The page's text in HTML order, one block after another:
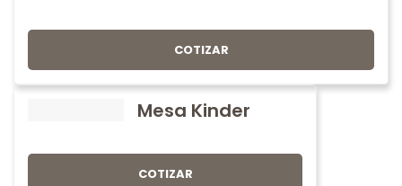
COTIZAR
Mesa Kinder
COTIZAR